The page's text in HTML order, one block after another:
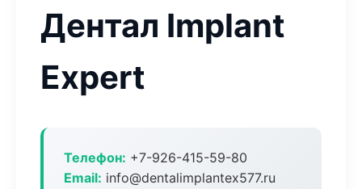
Дентал Implant
Expert
Телефон: +7-926-415-59-80
Email: info@dentalimplantex577.ru